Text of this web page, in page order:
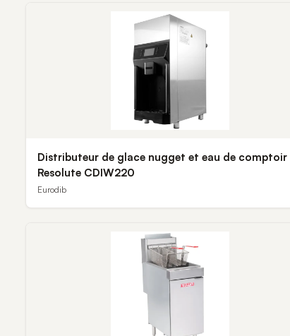
Distributeur de glace nugget et eau de comptoir
Resolute CDIW220
Eurodib